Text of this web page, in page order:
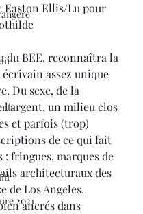
2021
Easton Ellis/Lu pour
du BEE, reconnaîtra la
assez unique
Du sexe, de la
l’argent, un milieu clos
et parfois (trop)
de ce qui fait
fringues, marques de
architecturaux des
de Los Angeles.
ancrés dans